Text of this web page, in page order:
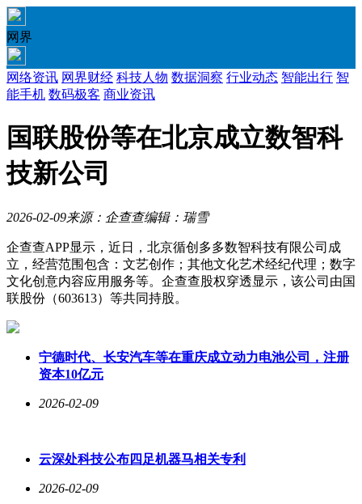
网界
网络资讯 网界财经 科技人物 数据洞察 行业动态 智能出行 智
能手机 数码极客 商业资讯
国联股份等在北京成立数智科
技新公司
2026-02-09来源：企查查编辑：瑞雪
企查查APP显示，近日，北京循创多多数智科技有限公司成
立，经营范围包含：文艺创作；其他文化艺术经纪代理；数字
文化创意内容应用服务等。企查查股权穿透显示，该公司由国
联股份（603613）等共同持股。
宁德时代、长安汽车等在重庆成立动力电池公司，注册
资本10亿元
2026-02-09
云深处科技公布四足机器马相关专利
2026-02-09